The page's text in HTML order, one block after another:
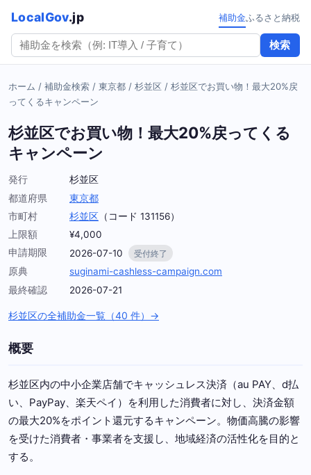
LocalGov.jp
検索
補助金ふるさと納税
ホーム / 補助金検索 / 東京都 / 杉並区 / 杉並区でお買い物！最大20%戻
ってくるキャンペーン
杉並区でお買い物！最大20%戻ってくる
キャンペーン
発行
杉並区
都道府県
東京都
市町村
杉並区 （コード 131156）
上限額
¥4,000
申請期限
2026-07-10 受付終了
原典
suginami-cashless-campaign.com
最終確認
2026-07-21
杉並区の全補助金一覧（40 件）→
概要
杉並区内の中小企業店舗でキャッシュレス決済（au PAY、d払
い、PayPay、楽天ペイ）を利用した消費者に対し、決済金額
の最大20%をポイント還元するキャンペーン。物価高騰の影響
を受けた消費者・事業者を支援し、地域経済の活性化を目的と
する。